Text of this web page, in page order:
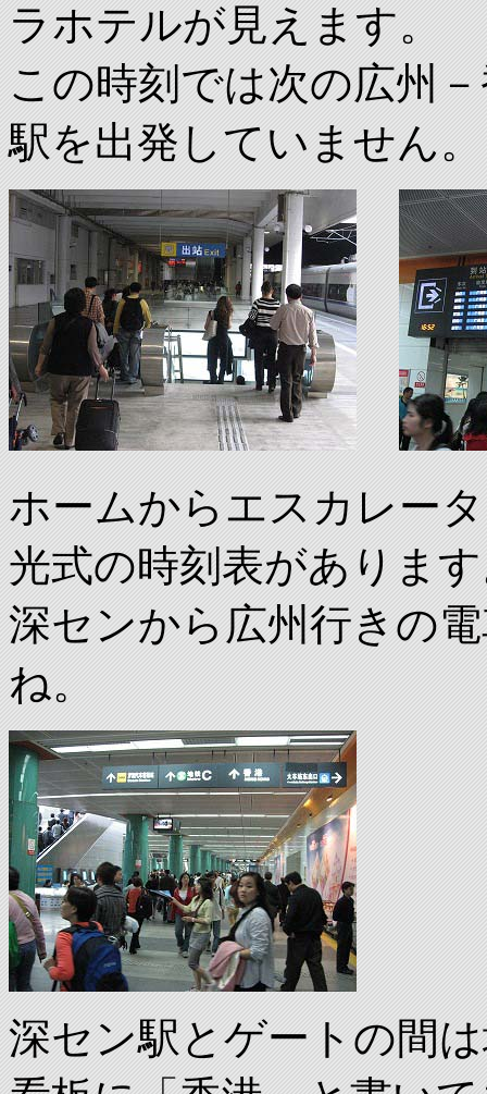
ラホテルが見えます。
この時刻では次の広州
駅を出発していません。
ホームからエスカレー
光式の時刻表がありま
深センから広州行きの
ね。
深セン駅とゲートの間